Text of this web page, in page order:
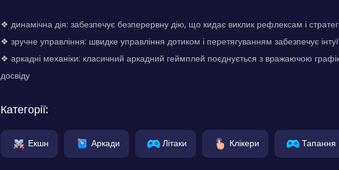
❖ динамічна дія: забезпечує безперервну дію, що кидає виклик рефлексам і
❖ зручне управління: швидке управління дотиком і перетягуванням забезпечує
❖ аркадні механіки: класичний аркадний геймплей поєднується з вражаючою
досвіду
Категорії:
Екшн Аркади Літаки Клікери Тапання